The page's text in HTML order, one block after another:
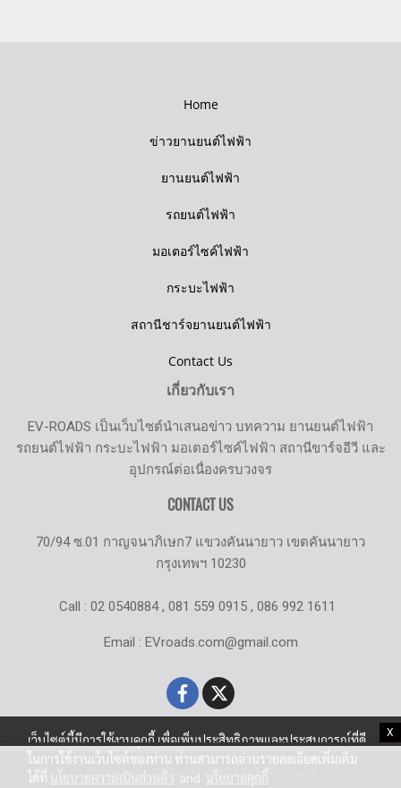
X
Home
ข่าวยานยนต์ไฟฟ้า
ยานยนต์ไฟฟ้า
รถยนต์ไฟฟ้า
มอเตอร์ไซค์ไฟฟ้า
กระบะไฟฟ้า
สถานีชาร์จยานยนต์ไฟฟ้า
Contact Us
เกี่ยวกับเรา
EV-ROADS เป็นเว็บไซต์นำเสนอข่าว บทความ ยานยนต์ไฟฟ้า
รถยนต์ไฟฟ้า กระบะไฟฟ้า มอเตอร์ไซค์ไฟฟ้า สถานีขาร์จอีวี และ
อุปกรณ์ต่อเนื่องครบวงจร
CONTACT US
70/94 ซ.01 กาญจนาภิเษก7 แขวงคันนายาว เขตคันนายาว
กรุงเทพฯ 10230
Call : 02 0540884 , 081 559 0915 , 086 992 1611
Email : EVroads.com@gmail.com
© Copyright EV-Roads.com All Right Reserved
เว็บไซต์นี้มีการใช้งานคุกกี้ เพื่อเพิ่มประสิทธิภาพและประสบการณ์ที่ดี
ในการใช้งานเว็บไซต์ของท่าน ท่านสามารถอ่านรายละเอียดเพิ่มเติม
ได้ที่ นโยบายความเป็นส่วนตัว and นโยบายคุกกี้